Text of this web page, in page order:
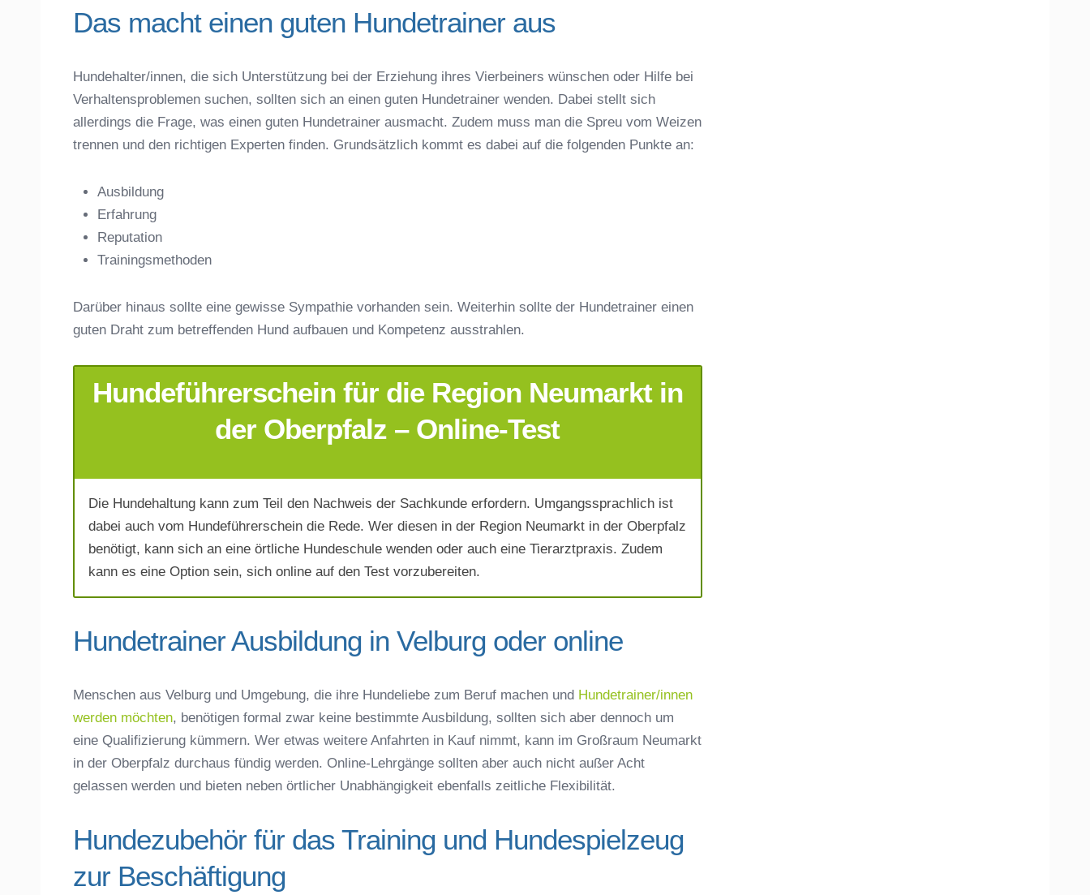
Name der Hundeschule*
Anschrift
E-Mail-Adresse*
Telefonnummer*
Absenden
Das macht einen guten Hundetrainer aus
Hundehalter/innen, die sich Unterstützung bei der Erziehung ihres Vierbeiners wünschen oder Hilfe bei
Verhaltensproblemen suchen, sollten sich an einen guten Hundetrainer wenden. Dabei stellt sich
allerdings die Frage, was einen guten Hundetrainer ausmacht. Zudem muss man die Spreu vom Weizen
trennen und den richtigen Experten finden. Grundsätzlich kommt es dabei auf die folgenden Punkte an:
Ausbildung
Erfahrung
Reputation
Trainingsmethoden
Darüber hinaus sollte eine gewisse Sympathie vorhanden sein. Weiterhin sollte der Hundetrainer einen
guten Draht zum betreffenden Hund aufbauen und Kompetenz ausstrahlen.
Hundeführerschein für die Region Neumarkt in
der Oberpfalz – Online-Test
Die Hundehaltung kann zum Teil den Nachweis der Sachkunde erfordern. Umgangssprachlich ist
dabei auch vom Hundeführerschein die Rede. Wer diesen in der Region Neumarkt in der Oberpfalz
benötigt, kann sich an eine örtliche Hundeschule wenden oder auch eine Tierarztpraxis. Zudem
kann es eine Option sein, sich online auf den Test vorzubereiten.
Hundetrainer Ausbildung in Velburg oder online
Menschen aus Velburg und Umgebung, die ihre Hundeliebe zum Beruf machen und Hundetrainer/innen
werden möchten, benötigen formal zwar keine bestimmte Ausbildung, sollten sich aber dennoch um
eine Qualifizierung kümmern. Wer etwas weitere Anfahrten in Kauf nimmt, kann im Großraum Neumarkt
in der Oberpfalz durchaus fündig werden. Online-Lehrgänge sollten aber auch nicht außer Acht
gelassen werden und bieten neben örtlicher Unabhängigkeit ebenfalls zeitliche Flexibilität.
Hundezubehör für das Training und Hundespielzeug
zur Beschäftigung